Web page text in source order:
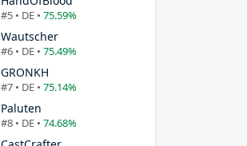
#5 • DE • 75.59%
Wautscher
#6 • DE • 75.49%
GRONKH
#7 • DE • 75.14%
Paluten
#8 • DE • 74.68%